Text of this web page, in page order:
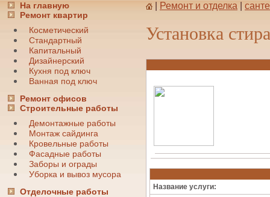
На главную
Ремонт квартир
Косметический
Стандартный
Капитальный
Дизайнерский
Кухня под ключ
Ванная под ключ
Ремонт офисов
Строительные работы
Демонтажные работы
Монтаж сайдинга
Кровельные работы
Фасадные работы
Заборы и ограды
Уборка и вывоз мусора
Отделочные работы
Ремонт и отделка
Установка
Название услуги: